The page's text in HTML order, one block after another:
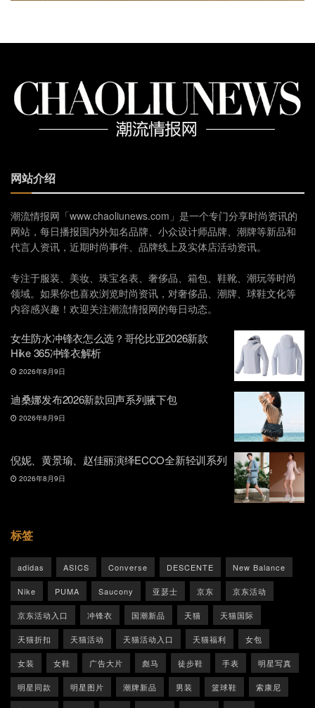
网站介绍
潮流情报网「www.chaoliunews.com」是一个专门分享时尚资讯的
网站，每日播报国内外知名品牌、小众设计师品牌、潮牌等新品和
代言人资讯，近期时尚事件、品牌线上及实体店活动资讯。
专注于服装、美妆、珠宝名表、奢侈品、箱包、鞋靴、潮玩等时尚
领域。如果你也喜欢浏览时尚资讯，对奢侈品、潮牌、球鞋文化等
内容感兴趣！欢迎关注潮流情报网的每日动态。
女生防水冲锋衣怎么选？哥伦比亚2026新款
Hike 365冲锋衣解析
2026年8月9日
迪桑娜发布2026新款回声系列腋下包
2026年8月9日
倪妮、黄景瑜、赵佳丽演绎ECCO全新轻训系列
2026年8月9日
标签
adidas ASICS Converse DESCENTE New Balance
Nike PUMA Saucony 亚瑟士 京东 京东活动
京东活动入口 冲锋衣 国潮新品 天猫 天猫国际
天猫折扣 天猫活动 天猫活动入口 天猫福利 女包
女装 女鞋 广告大片 彪马 徒步鞋 手表 明星写真
明星同款 明星图片 潮牌新品 男装 篮球鞋 索康尼